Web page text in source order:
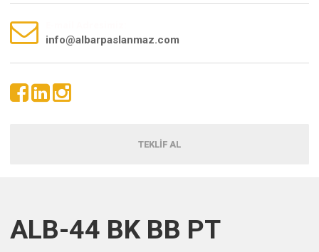
info@albarpaslanmaz.com
TEKLİF AL
ALB-44 BK BB PT